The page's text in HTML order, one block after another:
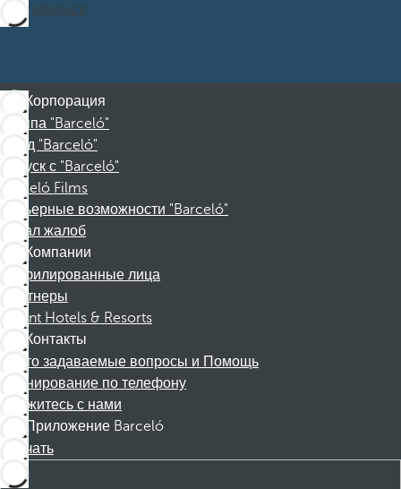
Подписаться
Корпорация
Группа "Barceló"
Фонд "Barceló"
Отпуск с "Barceló"
Barceló Films
Карьерные возможности "Barceló"
Канал жалоб
Компании
Аффилированные лица
Партнеры
Dorint Hotels & Resorts
Контакты
Часто задаваемые вопросы и Помощь
Бронирование по телефону
Свяжитесь с нами
Приложение Barceló
Скачать